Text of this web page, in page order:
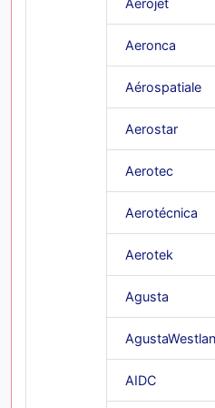
Aeronca
Aérospatiale
Aerostar
Aerotec
Aerotécnica
Aerotek
Agusta
AIDC